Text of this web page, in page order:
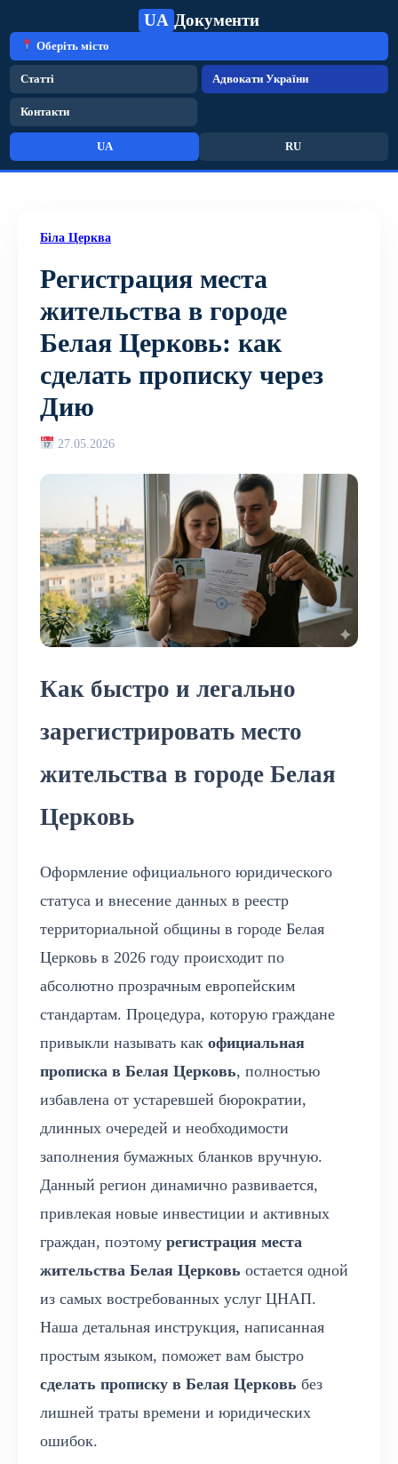
UA Документи
Оберіть місто
Статті Адвокати України
Контакти
UA RU
Біла Церква
Регистрация места
жительства в городе
Белая Церковь: как
сделать прописку через
Дию
27.05.2026
Как быстро и легально
зарегистрировать место
жительства в городе Белая
Церковь
Оформление официального юридического
статуса и внесение данных в реестр
территориальной общины в городе Белая
Церковь в 2026 году происходит по
абсолютно прозрачным европейским
стандартам. Процедура, которую граждане
привыкли называть как официальная
прописка в Белая Церковь, полностью
избавлена от устаревшей бюрократии,
длинных очередей и необходимости
заполнения бумажных бланков вручную.
Данный регион динамично развивается,
привлекая новые инвестиции и активных
граждан, поэтому регистрация места
жительства Белая Церковь остается одной
из самых востребованных услуг ЦНАП.
Наша детальная инструкция, написанная
простым языком, поможет вам быстро
сделать прописку в Белая Церковь без
лишней траты времени и юридических
ошибок.